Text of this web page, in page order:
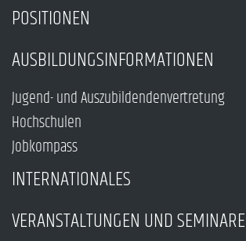
POSITIONEN
AUSBILDUNGSINFORMATIONEN
Jugend- und Auszubildendenvertretung
Hochschulen
Jobkompass
INTERNATIONALES
VERANSTALTUNGEN UND SEMINARE